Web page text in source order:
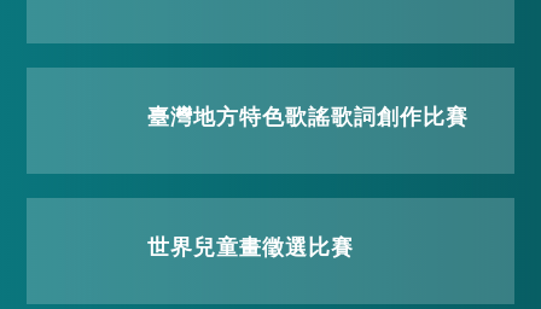
臺灣地方特色歌謠歌詞創作比賽
世界兒童畫徵選比賽